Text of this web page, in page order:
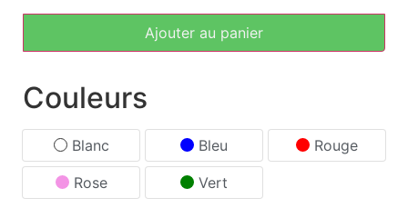
Ajouter au panier
Couleurs
Blanc Bleu Rouge
Rose Vert